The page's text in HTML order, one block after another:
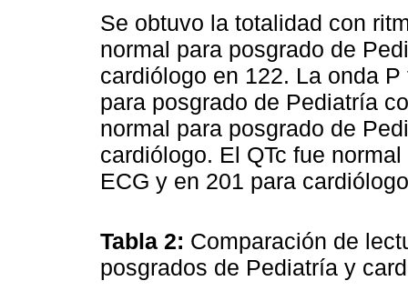
Se obtuvo la totalidad con
normal para posgrado de
cardiólogo en 122. La onda
para posgrado de Pediatría
normal para posgrado de
cardiólogo. El QTc fue
ECG y en 201 para
Tabla 2: Comparación de
posgrados de Pediatría y